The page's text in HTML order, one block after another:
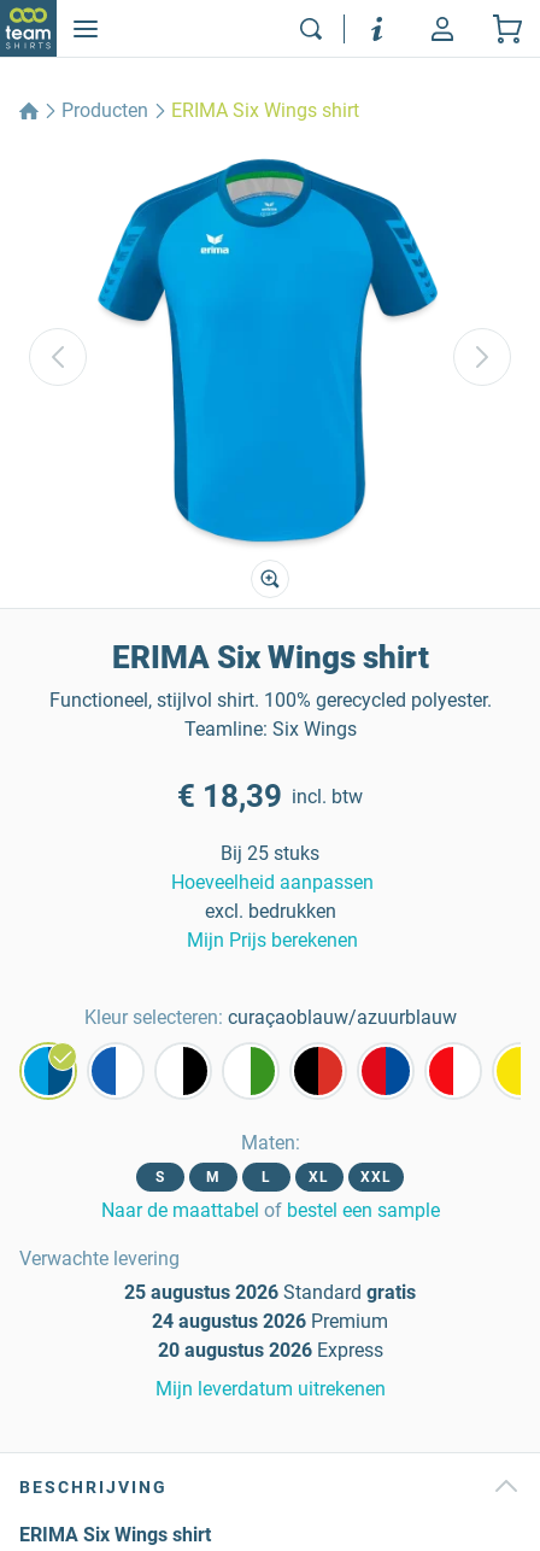
Producten ERIMA Six Wings shirt
ERIMA Six Wings shirt
Functioneel, stijlvol shirt. 100% gerecycled polyester.
Teamline: Six Wings
€ 18,39 incl. btw
Bij 25 stuks
Hoeveelheid aanpassen
excl. bedrukken
Mijn Prijs berekenen
Kleur selecteren: curaçaoblauw/azuurblauw
Maten:
S M L XL XXL
Naar de maattabel of bestel een sample
Verwachte levering
25 augustus 2026 Standard gratis
24 augustus 2026 Premium
20 augustus 2026 Express
Mijn leverdatum uitrekenen
BESCHRIJVING
ERIMA Six Wings shirt